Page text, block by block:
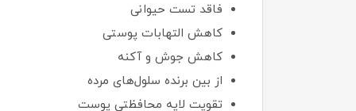
فاقد تست حیوانی
کاهش التهابات پوستی
کاهش جوش و آکنه
از بین برنده سلول‌های مرده
تقویت لایه محافظتی پوست